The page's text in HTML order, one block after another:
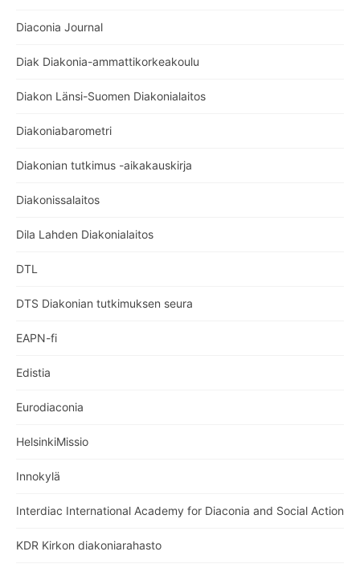
Diaconia Journal
Diak Diakonia-ammattikorkeakoulu
Diakon Länsi-Suomen Diakonialaitos
Diakoniabarometri
Diakonian tutkimus -aikakauskirja
Diakonissalaitos
Dila Lahden Diakonialaitos
DTL
DTS Diakonian tutkimuksen seura
EAPN-fi
Edistia
Eurodiaconia
HelsinkiMissio
Innokylä
Interdiac International Academy for Diaconia and Social Action
KDR Kirkon diakoniarahasto